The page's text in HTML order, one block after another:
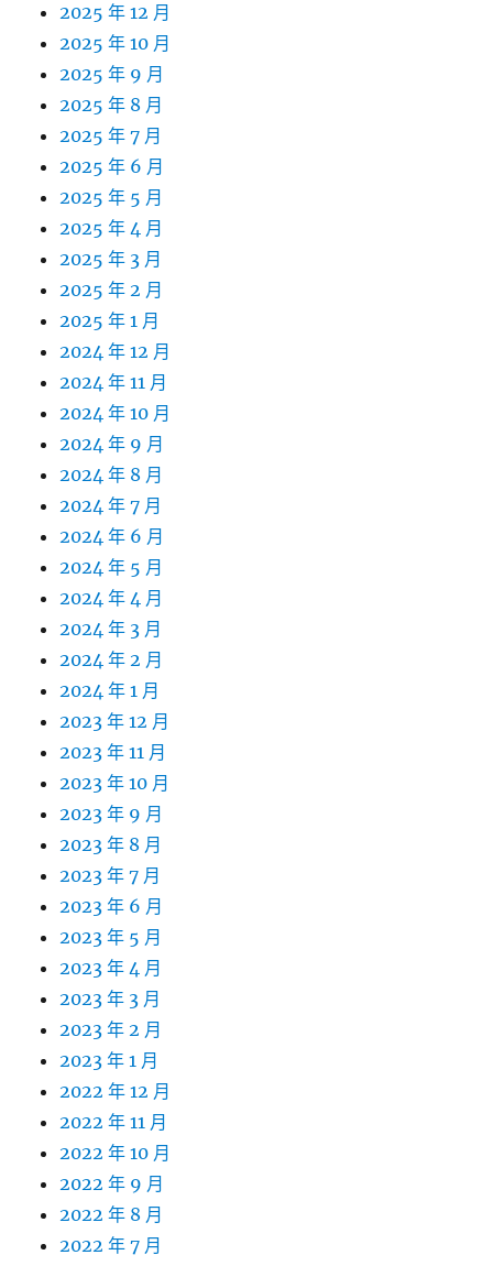
2025 年 12 月
2025 年 10 月
2025 年 9 月
2025 年 8 月
2025 年 7 月
2025 年 6 月
2025 年 5 月
2025 年 4 月
2025 年 3 月
2025 年 2 月
2025 年 1 月
2024 年 12 月
2024 年 11 月
2024 年 10 月
2024 年 9 月
2024 年 8 月
2024 年 7 月
2024 年 6 月
2024 年 5 月
2024 年 4 月
2024 年 3 月
2024 年 2 月
2024 年 1 月
2023 年 12 月
2023 年 11 月
2023 年 10 月
2023 年 9 月
2023 年 8 月
2023 年 7 月
2023 年 6 月
2023 年 5 月
2023 年 4 月
2023 年 3 月
2023 年 2 月
2023 年 1 月
2022 年 12 月
2022 年 11 月
2022 年 10 月
2022 年 9 月
2022 年 8 月
2022 年 7 月